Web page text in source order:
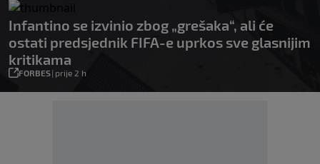
Infantino se izvinio zbog „grešaka“, ali će
ostati predsjednik FIFA-e uprkos sve glasnijim
kritikama
FORBES| prije 2 h